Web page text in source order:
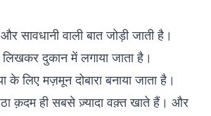
सावधानी वाली बात जोड़ी जाती है।
दुकान में लगाया जाता है।
के लिए मज़मून दोबारा बनाया जाता है।
क़दम ही सबसे ज़्यादा वक़्त खाते हैं। और